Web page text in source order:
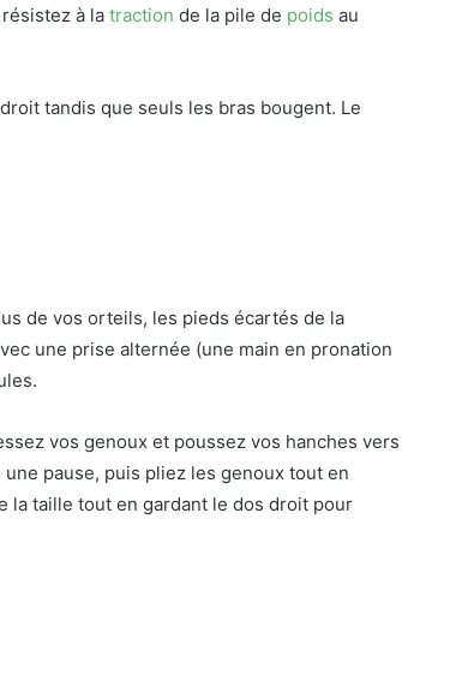
à la traction de la pile de poids au
tandis que seuls les bras bougent. Le
de vos orteils, les pieds écartés de la
une prise alternée (une main en pronation
vos genoux et poussez vos hanches vers
pause, puis pliez les genoux tout en
la taille tout en gardant le dos droit pour